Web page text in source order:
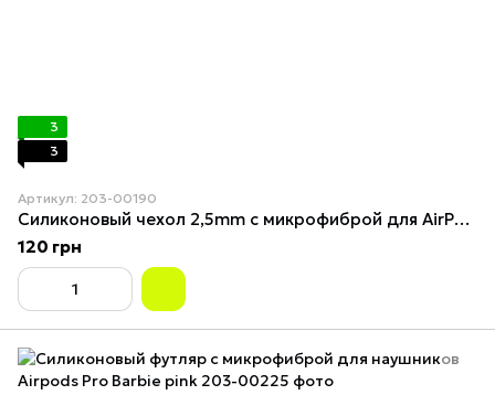
3
3
Артикул: 203-00190
Силиконовый чехол 2,5mm с микрофиброй для AirPods Pro Shiny Yellow
120 грн